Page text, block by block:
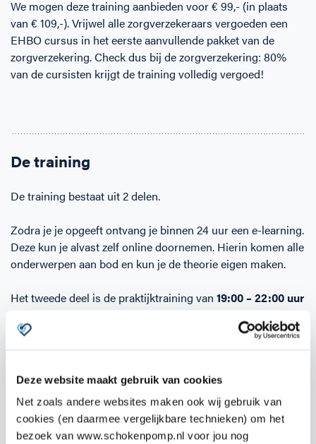
Deze website maakt gebruik van cookies
Net zoals andere websites maken ook wij gebruik van
cookies (en daarmee vergelijkbare technieken) om het
bezoek van www.schokenpomp.nl voor jou nog
We mogen deze training aanbieden voor € 99,- (in plaats
van € 109,-). Vrijwel alle zorgverzekeraars vergoeden een
EHBO cursus in het eerste aanvullende pakket van de
zorgverzekering. Check dus bij de zorgverzekering: 80%
van de cursisten krijgt de training volledig vergoed!
De training
De training bestaat uit 2 delen.
Zodra je je opgeeft ontvang je binnen 24 uur een e-learning.
Deze kun je alvast zelf online doornemen. Hierin komen alle
onderwerpen aan bod en kun je de theorie eigen maken.
Het tweede deel is de praktijktraining van 19:00 – 22:00 uur
het gebruik van de AED.
Omdat al onze docenten artsen en co-assistenten zijn,
kunnen zij iedere vraag uit de praktijk beantwoorden.